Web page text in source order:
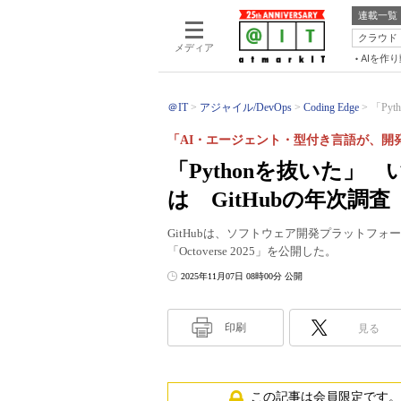
メディア
連載一覧
クラウド
AIを作
＠IT アジャイル/DevOps Coding Edge 「
「Pythonを抜いた」
は GitHubの年次調査
「AI・エージェント・型付き言語が、開
GitHubは、ソフトウェア開発プラットフォ
「Octoverse 2025」を公開した。
2025年11月07日 08時00分 公開
印刷 見る
この記事は会員限定です。